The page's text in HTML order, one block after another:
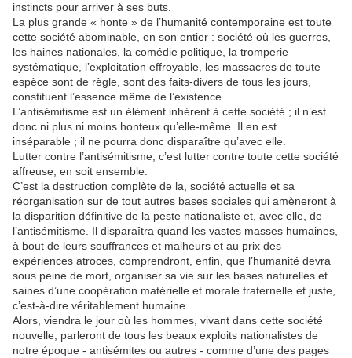
instincts pour arriver à ses buts.
La plus grande « honte » de l’humanité contemporaine est toute
cette société abominable, en son entier : société où les guerres,
les haines nationales, la comédie politique, la tromperie
systématique, l’exploitation effroyable, les massacres de toute
espèce sont de règle, sont des faits-divers de tous les jours,
constituent l’essence même de l’existence.
L’antisémitisme est un élément inhérent à cette société ; il n’est
donc ni plus ni moins honteux qu’elle-même. Il en est
inséparable ; il ne pourra donc disparaître qu’avec elle.
Lutter contre l’antisémitisme, c’est lutter contre toute cette société
affreuse, en soit ensemble.
C’est la destruction complète de la, société actuelle et sa
réorganisation sur de tout autres bases sociales qui amèneront à
la disparition définitive de la peste nationaliste et, avec elle, de
l’antisémitisme. Il disparaîtra quand les vastes masses humaines,
à bout de leurs souffrances et malheurs et au prix des
expériences atroces, comprendront, enfin, que l’humanité devra
sous peine de mort, organiser sa vie sur les bases naturelles et
saines d’une coopération matérielle et morale fraternelle et juste,
c’est-à-dire véritablement humaine.
Alors, viendra le jour où les hommes, vivant dans cette société
nouvelle, parleront de tous les beaux exploits nationalistes de
notre époque - antisémites ou autres - comme d’une des pages